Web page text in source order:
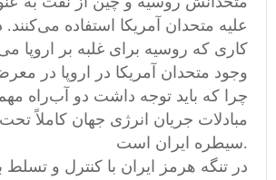
علیه متحدان آمریکا استفاده می‌کنند.
کاری که روسیه برای غلبه بر اروپا
وجود متحدان آمریکا در اروپا در
چرا که باید توجه داشت دو آب‌راه
مبادلات جریان انرژی جهان کاملاً
سیطره ایران است.
در تنگه هرمز ایران با کنترل و تسلط